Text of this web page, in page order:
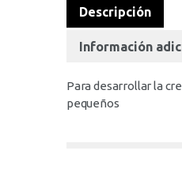
Descripción
Información
Para desarrollar la
pequeños